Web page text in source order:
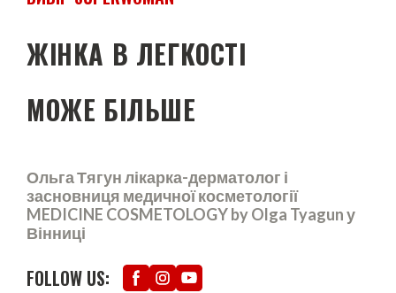
ЖІНКА В ЛЕГКОСТІ
МОЖЕ БІЛЬШЕ
Ольга Тягун лікарка-дерматолог і
засновниця медичної косметології
MEDICINE COSMETOLOGY by Olga Tyagun у
Вінниці
FOLLOW US: